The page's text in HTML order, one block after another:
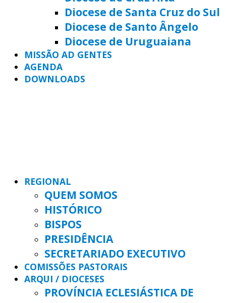
Diocese de Santa Cruz do Sul
Diocese de Santo Ângelo
Diocese de Uruguaiana
MISSÃO AD GENTES
AGENDA
DOWNLOADS
REGIONAL
QUEM SOMOS
HISTÓRICO
BISPOS
PRESIDÊNCIA
SECRETARIADO EXECUTIVO
COMISSÕES PASTORAIS
ARQUI / DIOCESES
PROVÍNCIA ECLESIÁSTICA DE